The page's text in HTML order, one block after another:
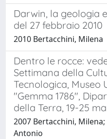
Darwin, la geologia
del 27 febbraio 2010
2010 Bertacchini, Milena
Dentro le rocce:
Settimana della
Tecnologica, Museo
"Gemma 1786",
della Terra, 19-25
2007 Bertacchini,
Antonio